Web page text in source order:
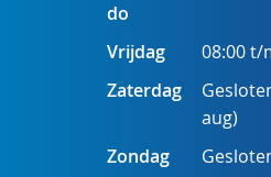
do
Vrijdag
08:00 t/
Zaterdag
aug)
Zondag